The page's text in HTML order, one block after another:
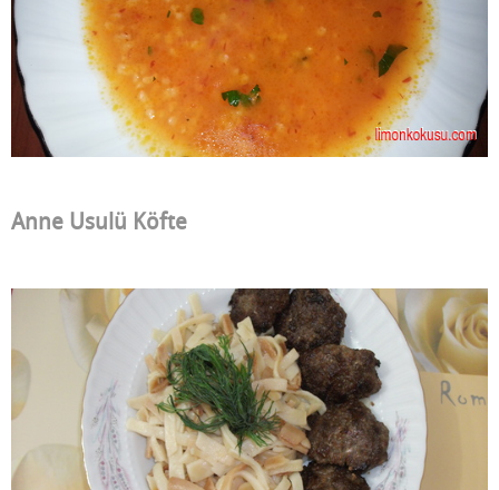
Anne Usulü Köfte